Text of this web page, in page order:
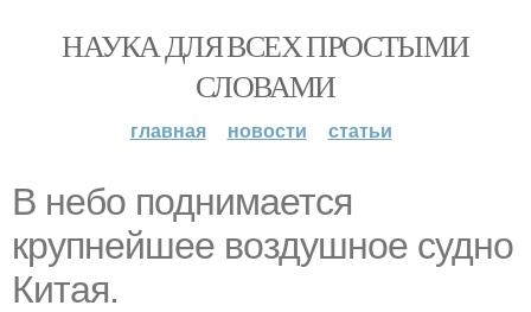
НАУКА ДЛЯ ВСЕХ ПРОСТЫМИ
СЛОВАМИ
главная новости статьи
В небо поднимается
крупнейшее воздушное судно
Китая.